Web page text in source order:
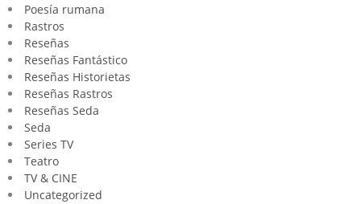
Poesía rumana
Rastros
Reseñas
Reseñas Fantástico
Reseñas Historietas
Reseñas Rastros
Reseñas Seda
Seda
Series TV
Teatro
TV & CINE
Uncategorized